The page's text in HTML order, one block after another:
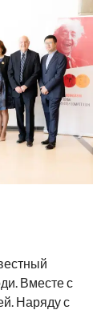
Вместе с
Наряду с